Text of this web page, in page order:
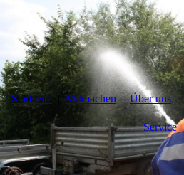
Startseite Mitmachen Über uns
Service